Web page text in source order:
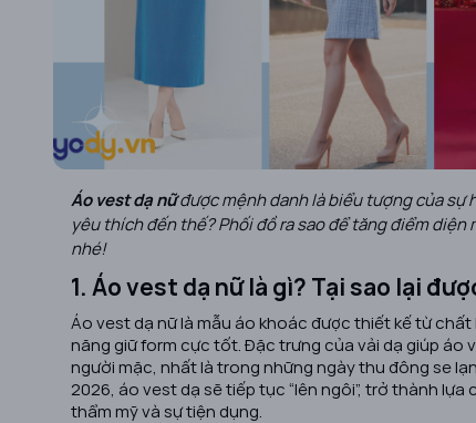
Áo vest dạ nữđược mệnh danh là biểu tượng của sự
yêu thích đến thế? Phối đồ ra sao để tăng điểm diện
nhé!
1. Áo vest dạ nữ là gì? Tại sao lại
Áo vest dạ nữ là mẫu áo khoác được thiết kế từ
năng giữ form cực tốt. Đặc trưng của vải dạ giúp áo
người mặc, nhất là trong những ngày thu đông se
2026, áo vest dạ sẽ tiếp tục “lên ngôi”, trở thành
thẩm mỹ và sự tiện dụng.